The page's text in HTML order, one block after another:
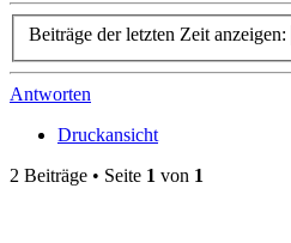
Beiträge der letzten Zeit anzeigen:
Antworten
Druckansicht
2 Beiträge • Seite 1 von 1